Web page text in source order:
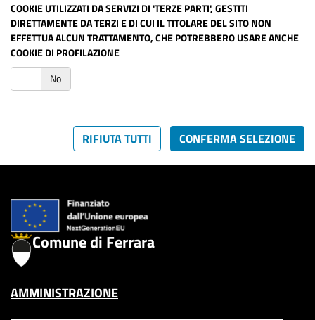
COOKIE UTILIZZATI DA SERVIZI DI 'TERZE PARTI', GESTITI
DIRETTAMENTE DA TERZI E DI CUI IL TITOLARE DEL SITO NON
EFFETTUA ALCUN TRATTAMENTO, CHE POTREBBERO USARE ANCHE
COOKIE DI PROFILAZIONE
No
RIFIUTA TUTTI CONFERMA SELEZIONE
Comune di Ferrara
AMMINISTRAZIONE